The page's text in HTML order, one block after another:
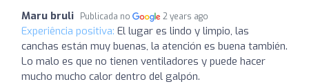
Maru bruli Publicada no 2 years ago
Experiência positiva: El lugar es lindo y limpio, las
canchas están muy buenas, la atención es buena también.
Lo malo es que no tienen ventiladores y puede hacer
mucho mucho calor dentro del galpón.